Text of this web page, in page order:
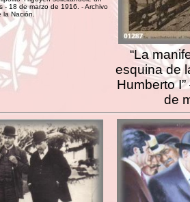
- 18 de marzo de 1916. - Archivo
la Nación.
“La
esquina de
Humberto
de